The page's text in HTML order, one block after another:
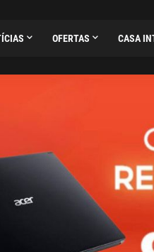
OFERTAS CASA